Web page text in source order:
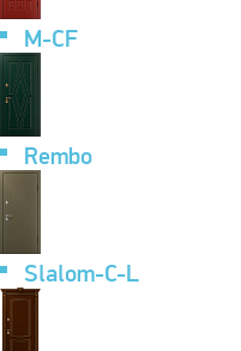
M-CF
Rembo
Slalom-C-L